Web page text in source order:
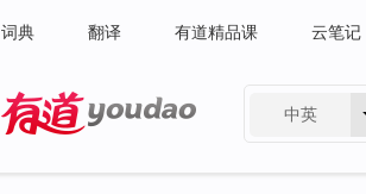
词典 翻译 有道精品课 云笔记
中英